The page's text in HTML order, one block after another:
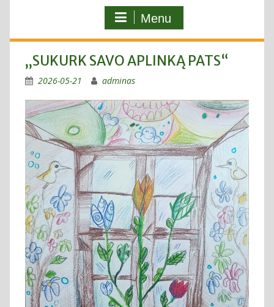
Menu
„SUKURK SAVO APLINKĄ PATS“
2026-05-21 adminas